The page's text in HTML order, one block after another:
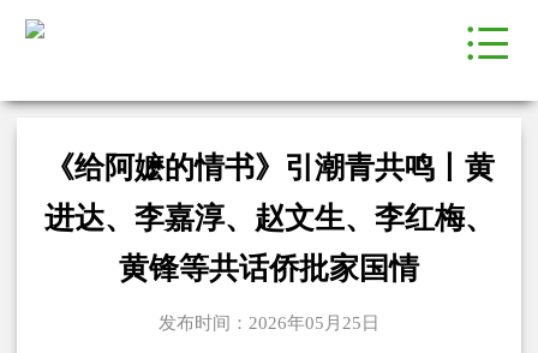
《给阿嬷的情书》引潮青共鸣丨黄
进达、李嘉淳、赵文生、李红梅、
黄锋等共话侨批家国情
发布时间：2026年05月25日